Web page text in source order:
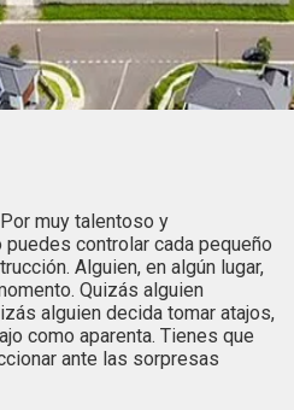
muy talentoso y
controlar cada pequeño
Alguien, en algún lugar,
Quizás alguien
alguien decida tomar atajos,
como aparenta. Tienes que
ante las sorpresas